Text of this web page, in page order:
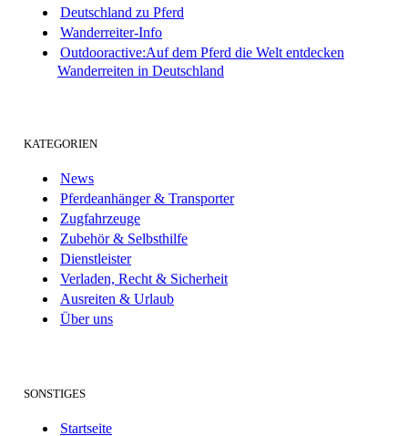
Deutschland zu Pferd
Wanderreiter-Info
Outdooractive:Auf dem Pferd die Welt entdecken
Wanderreiten in Deutschland
KATEGORIEN
News
Pferdeanhänger & Transporter
Zugfahrzeuge
Zubehör & Selbsthilfe
Dienstleister
Verladen, Recht & Sicherheit
Ausreiten & Urlaub
Über uns
SONSTIGES
Startseite